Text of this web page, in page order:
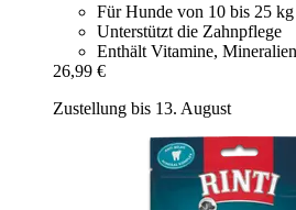
Für Hunde von 10 bis 25 kg
Unterstützt die Zahnpflege
Enthält Vitamine,
26,99 €
Zustellung bis 13. August